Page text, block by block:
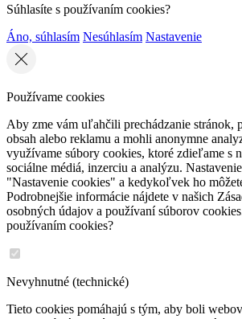
Súhlasíte s používaním cookies?
Áno, súhlasím Nesúhlasím Nastavenie
Používame cookies
Aby zme vám uľahčili prechádzanie stránok,
obsah alebo reklamu a mohli anonymne
využívame súbory cookies, ktoré zdieľame s
sociálne médiá, inzerciu a analýzu.
"Nastavenie cookies" a kedykoľvek ho
Podrobnejšie informácie nájdete v našich
osobných údajov a používaní súborov
používaním cookies?
Nevyhnutné (technické)
Tieto cookies pomáhajú s tým, aby boli